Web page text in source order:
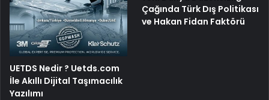
UETDS Nedir ? Uetds.com
İle Akıllı Dijital Taşımacılık
Yazılımı
Çağında Türk Dış Politikası
ve Hakan Fidan Faktörü